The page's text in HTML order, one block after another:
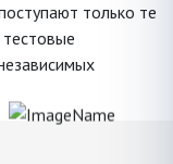
только те